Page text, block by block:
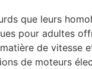
que leurs
pour adultes
de vitesse
de moteurs